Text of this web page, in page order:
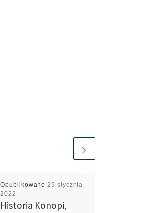
Opublikowano 29 stycznia
2022
Historia Konopi,